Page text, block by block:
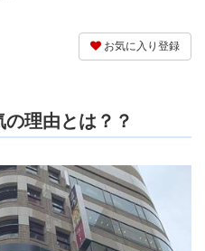
お気に入り登録
理由とは？？